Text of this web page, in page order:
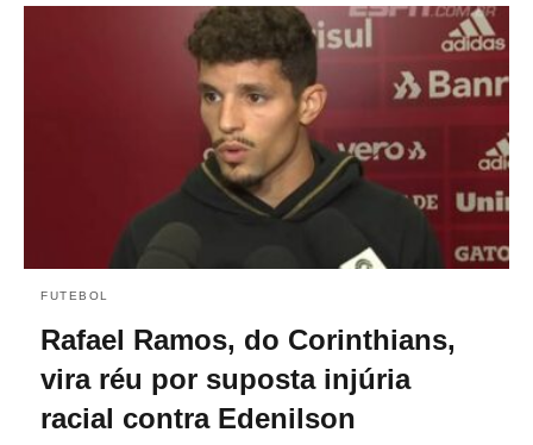
FUTEBOL
Rafael Ramos, do Corinthians,
vira réu por suposta injúria
racial contra Edenilson